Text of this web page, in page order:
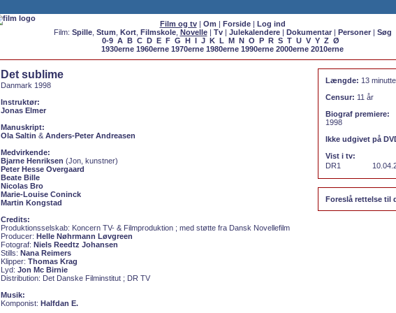
Film og tv| Om | Forside| Log ind
Film: Spille, Stum Kort, Filmskole, Novelle| Tv| Julekalendere| Dokumentar| Personer| Søg
0-9 A B C D E F G H I J K L M N O P R S T U V Y Z Ø
1930erne 1960erne 1970erne 1980erne 1990erne 2000erne 2010erne
Det sublime
Danmark 1998
Instruktør:
Jonas Elmer
Manuskript:
Ola Saltin & Anders-Peter Andreasen
Medvirkende:
Bjarne Henriksen (Jon, kunstner)
Peter Hesse Overgaard
Beate Bille
Nicolas Bro
Marie-Louise Coninck
Martin Kongstad
Credits:
Produktionsselskab: Koncern TV- & Filmproduktion ; med støtte fra Dansk Novellefilm
Producer: Helle Nøhrmann Løvgreen
Fotograf: Niels Reedtz Johansen
Stills: Nana Reimers
Klipper: Thomas Krag
Lyd: Jon Mc Birnie
Distribution: Det Danske Filminstitut ; DR TV
Musik:
Komponist: Halfdan E.
Længde: 13
Censur: 11 år
Biograf premiere:
1998
Ikke udgivet på
Vist i tv:
DR1
Foreslå rettelse til